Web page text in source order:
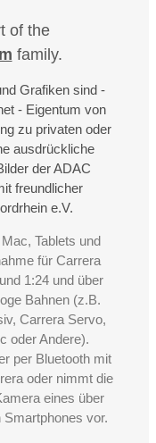
of the
family.
Grafiken sind -
- Eigentum von
zu privaten oder
ausdrückliche
der ADAC
freundlicher
e.V.
Tablets und
für Carrera
1:24 und über
Bahnen (z.B.
Carrera Servo,
oder Andere).
per Bluetooth mit
oder nimmt die
eines über
vor.